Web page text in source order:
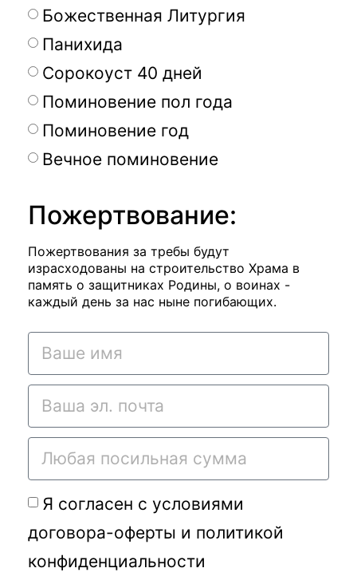
Божественная Литургия
Панихида
Сорокоуст 40 дней
Поминовение пол года
Поминовение год
Вечное поминовение
Пожертвование:
Пожертвования за требы будут
израсходованы на строительство Храма в
память о защитниках Родины, о воинах -
каждый день за нас ныне погибающих.
Я согласен с условиями
договора-оферты и политикой
конфиденциальности